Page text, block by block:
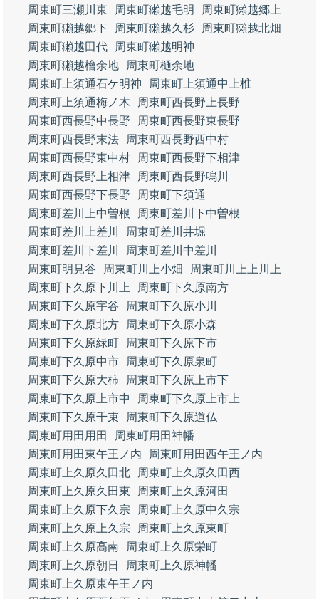
周東町三瀬川東 周東町獺越毛明
周東町獺越郷上
周東町獺越郷下
周東町獺越久杉
周東町獺越北畑
周東町獺越田代
周東町獺越明神
周東町獺越檜余地
周東町樋余地
周東町上須通石ケ明神
周東町上須通中上椎
周東町上須通梅ノ木
周東町西長野上長野
周東町西長野中長野
周東町西長野東長野
周東町西長野末法
周東町西長野西中村
周東町西長野東中村
周東町西長野下相津
周東町西長野上相津
周東町西長野鳴川
周東町西長野下長野
周東町下須通
周東町差川上中曽根
周東町差川下中曽根
周東町差川上差川
周東町差川井堀
周東町差川下差川
周東町差川中差川
周東町明見谷
周東町川上小畑
周東町川上上川上
周東町下久原下川上
周東町下久原南方
周東町下久原宇谷
周東町下久原小川
周東町下久原北方
周東町下久原小森
周東町下久原緑町
周東町下久原下市
周東町下久原中市
周東町下久原泉町
周東町下久原大柿
周東町下久原上市下
周東町下久原上市中
周東町下久原上市上
周東町下久原千束
周東町下久原道仏
周東町用田用田
周東町用田神幡
周東町用田東午王ノ内
周東町用田西午王ノ内
周東町上久原久田北
周東町上久原久田西
周東町上久原久田東
周東町上久原河田
周東町上久原下久宗
周東町上久原中久宗
周東町上久原上久宗
周東町上久原東町
周東町上久原高南
周東町上久原栄町
周東町上久原朝日
周東町上久原神幡
周東町上久原東午王ノ内